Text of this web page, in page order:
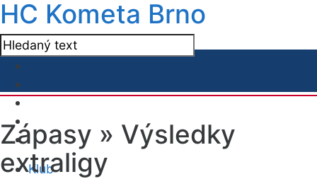
HC Kometa Brno
Klub
Zápasy » Výsledky
extraligy